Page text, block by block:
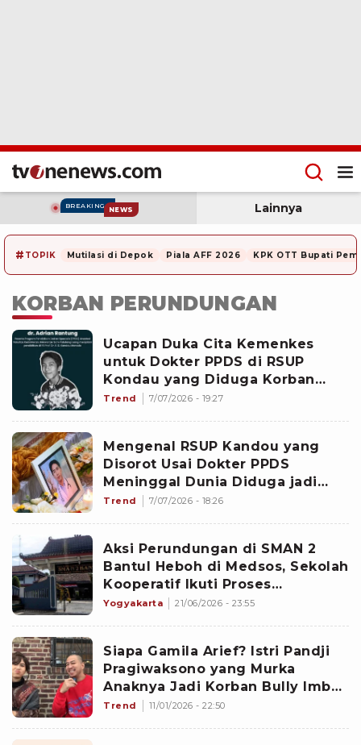
BREAKING NEWS Lainnya
# TOPIK Mutilasi di Depok Piala AFF 2026 KPK OTT Bupati
KORBAN PERUNDUNGAN
Ucapan Duka Cita Kemenkes
untuk Dokter PPDS di RSUP
Kondau yang Diduga Korban
Bully, Kini Kasusnya Diusut
Trend 7/07/2026 - 19:27
Mengenal RSUP Kandou yang
Disorot Usai Dokter PPDS
Meninggal Dunia Diduga jadi
Korban Bully
Trend 7/07/2026 - 18:26
Aksi Perundungan di SMAN 2
Bantul Heboh di Medsos, Sekolah
Kooperatif Ikuti Proses
Investigasi
Yogyakarta 21/06/2026 - 23:55
Siapa Gamila Arief? Istri Pandji
Pragiwaksono yang Murka
Anaknya Jadi Korban Bully Imbas
Kontroversi Mens Rea
Trend 11/01/2026 - 22:50